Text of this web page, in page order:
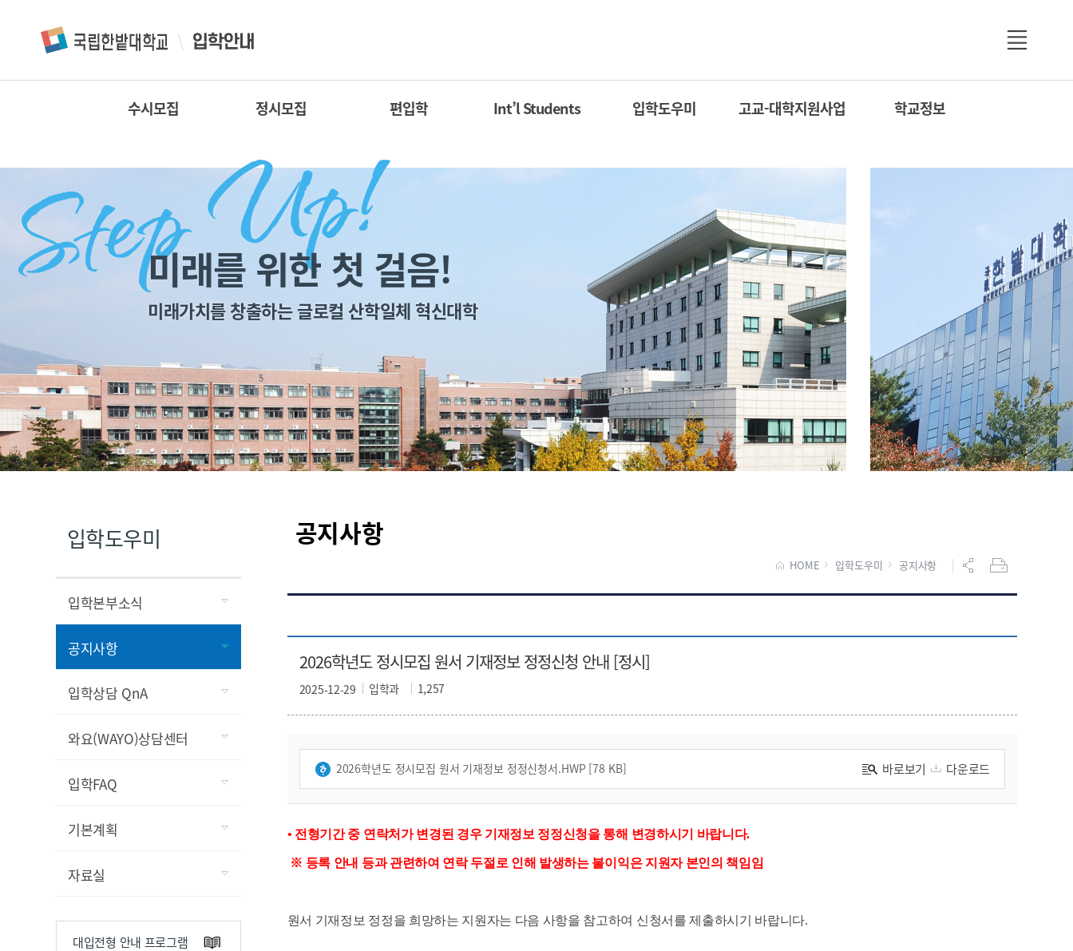
수시모집 정시모집 편입학 Int’l Students 입학도우미 고교-대학지원사업 학교정보
미래를 위한 첫 걸음!
미래가치를 창출하는 글로컬 산학일체 혁신대학
입학도우미
입학본부소식
공지사항
입학상담 QnA
와요(WAYO)상담센터
입학FAQ
기본계획
자료실
대입전형 안내 프로그램
공지사항
HOME 입학도우미 공지사항
2026학년도 정시모집 원서 기재정보 정정신청 안내 [정시]
입학과 1,257
2025-12-29
2026학년도 정시모집 원서 기재정보 정정신청서.HWP [78 KB] 바로보기 다운로드
• 전형기간 중 연락처가 변경된 경우 기재정보 정정신청을 통해 변경하시기 바랍니다.
※ 등록 안내 등과 관련하여 연락 두절로 인해 발생하는 불이익은 지원자 본인의 책임임
원서 기재정보 정정을 희망하는 지원자는 다음 사항을 참고하여 신청서를 제출하시기 바랍니다.